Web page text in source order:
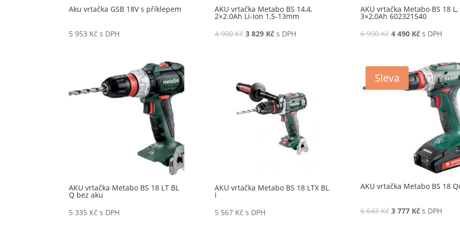
Aku vrtačka GSB 18V s příklepem
5 953 Kč s DPH
AKU vrtačka Metabo BS 14,4,
2×2.0Ah Li-Ion 1,5-13mm
4 900Kč 3 829 Kč s DPH
AKU vrtačka Metabo BS 18 L,
3×2,0Ah 602321540
6 990Kč 4 490 Kč s DPH
AKU vrtačka Metabo BS 18 LT BL
Q bez aku
5 335 Kč s DPH
AKU vrtačka Metabo BS 18 LTX BL
I
5 567 Kč s DPH
Sleva
AKU vrtačka Metabo BS 18
6 643Kč 3 777 Kč s DPH